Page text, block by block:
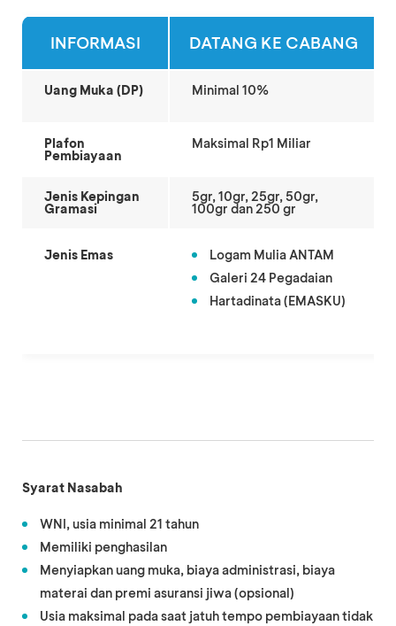
INFORMASI DATANG KE CABANG
Uang Muka (DP) Minimal 10%
Plafon
Pembiayaan
Maksimal Rp1 Miliar
Jenis Kepingan
Gramasi
5gr, 10gr, 25gr, 50gr,
100gr dan 250 gr
Jenis Emas
Logam Mulia ANTAM
Galeri 24 Pegadaian
Hartadinata (EMASKU)
Syarat Nasabah
WNI, usia minimal 21 tahun
Memiliki penghasilan
Menyiapkan uang muka, biaya administrasi, biaya
materai dan premi asuransi jiwa (opsional)
Usia maksimal pada saat jatuh tempo pembiayaan tidak